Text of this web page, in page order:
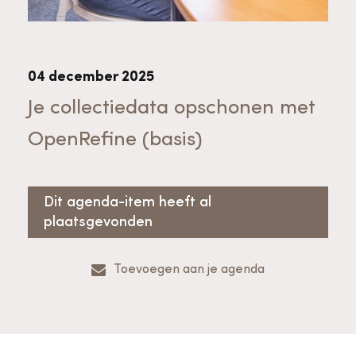
Ergoedvrijwilligersprijs
Thema's
Downloads en nieuwsbrieven
Advies en ondersteuning voor
Je collectiedata opschonen met
OpenRefine (basis)
04 december 2025
Dit agenda-item heeft al
plaatsgevonden
Toevoegen aan je agenda